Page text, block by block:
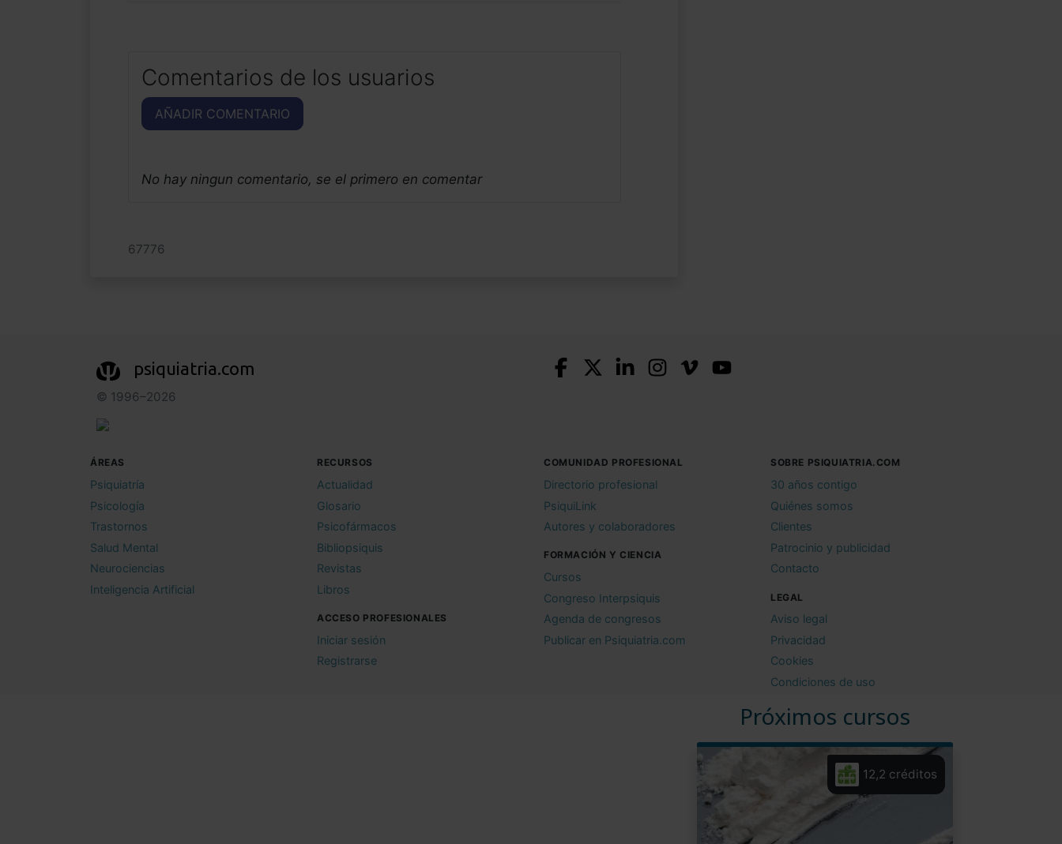
Comentarios de los usuarios
AÑADIR COMENTARIO
No hay ningun comentario, se el primero en comentar
67776
Próximos cursos
12,2 créditos
psiquiatria.com
© 1996–2026
ÁREAS
Psiquiatría
Psicología
Trastornos
Salud Mental
Neurociencias
Inteligencia Artificial
RECURSOS
Actualidad
Glosario
Psicofármacos
Bibliopsiquis
Revistas
Libros
ACCESO PROFESIONALES
Iniciar sesión
Registrarse
COMUNIDAD PROFESIONAL
Directorio profesional
PsiquiLink
Autores y colaboradores
FORMACIÓN Y CIENCIA
Cursos
Congreso Interpsiquis
Agenda de congresos
Publicar en Psiquiatria.com
SOBRE PSIQUIATRIA.COM
30 años contigo
Quiénes somos
Clientes
Patrocinio y publicidad
Contacto
LEGAL
Aviso legal
Privacidad
Cookies
Condiciones de uso